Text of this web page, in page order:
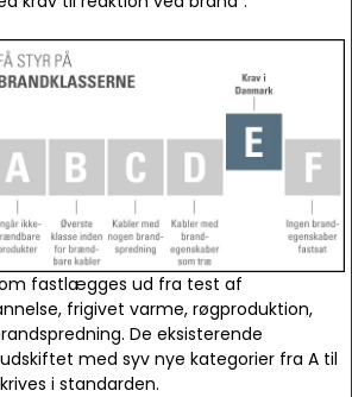
fastlægges ud fra test af
frigivet varme, røgproduktion,
De eksisterende
med syv nye kategorier fra A til
i standarden.